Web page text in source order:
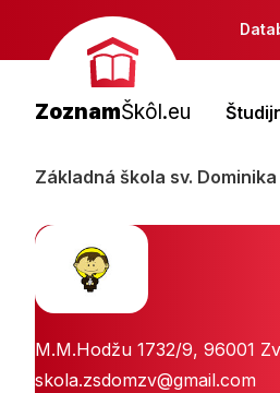
ZoznamŠkôl.eu
Základná škola sv.
M.M.Hodžu 1732/9, 96001
skola.zsdomzv@gmail.com